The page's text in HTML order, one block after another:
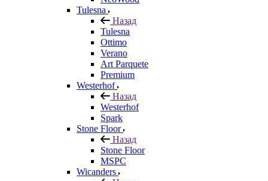
Tulesna
Назад
Tulesna
Ottimo
Verano
Art Parquete
Premium
Westerhof
Назад
Westerhof
Spark
Stone Floor
Назад
Stone Floor
MSPC
Wicanders